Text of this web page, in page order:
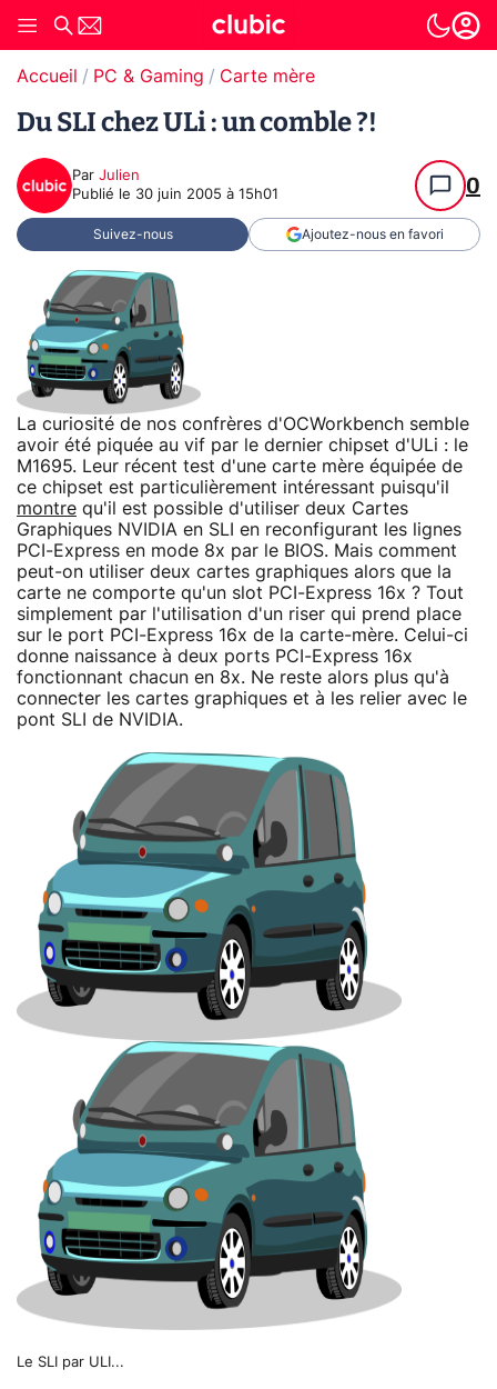
Accueil PC & Gaming Carte mère
Du SLI chez ULi : un comble ?!
Par Julien
Publié le 30 juin 2005 à 15h01 0
Suivez-nous Ajoutez-nous en favori
La curiosité de nos confrères d'OCWorkbench semble
avoir été piquée au vif par le dernier chipset d'ULi : le
M1695. Leur récent test d'une carte mère équipée de
ce chipset est particulièrement intéressant puisqu'il
montre qu'il est possible d'utiliser deux Cartes
Graphiques NVIDIA en SLI en reconfigurant les lignes
PCI-Express en mode 8x par le BIOS. Mais comment
peut-on utiliser deux cartes graphiques alors que la
carte ne comporte qu'un slot PCI-Express 16x ? Tout
simplement par l'utilisation d'un riser qui prend place
sur le port PCI-Express 16x de la carte-mère. Celui-ci
donne naissance à deux ports PCI-Express 16x
fonctionnant chacun en 8x. Ne reste alors plus qu'à
connecter les cartes graphiques et à les relier avec le
pont SLI de NVIDIA.
Le SLI par ULI...